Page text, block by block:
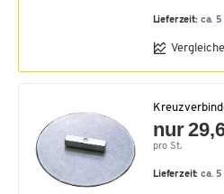
Lieferzeit: ca. 5
nur
pro St.
Lieferzeit:ca. 5